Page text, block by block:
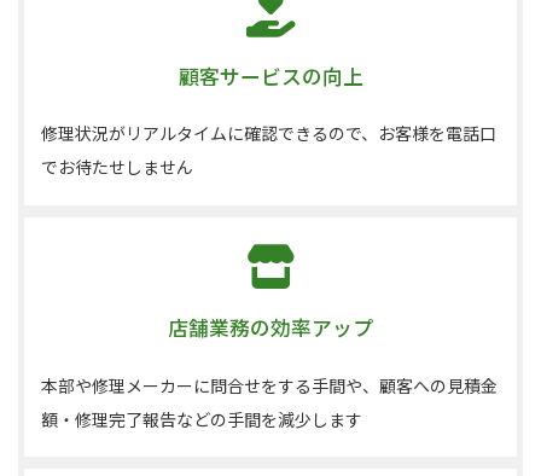
顧客サービスの向上
修理状況がリアルタイムに確認できるので、お客様を電話口
でお待たせしません
店舗業務の効率アップ
本部や修理メーカーに問合せをする手間や、顧客への見積金
額・修理完了報告などの手間を減少します